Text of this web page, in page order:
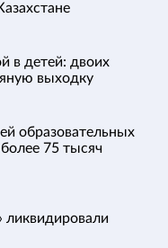
в детей: двоих
выходку
образовательных
75 тысяч
ликвидировали